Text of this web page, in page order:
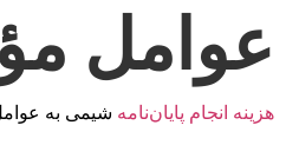
عوامل
هزینه انجام پایان‌نامه شیمی به